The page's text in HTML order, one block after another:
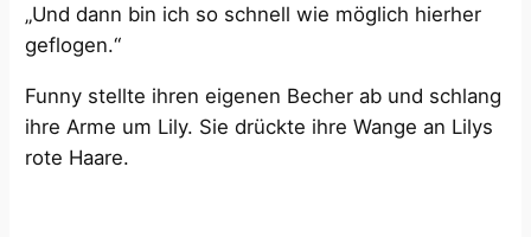
„Und dann bin ich so schnell wie möglich hierher
geflogen.“
Funny stellte ihren eigenen Becher ab und schlang
ihre Arme um Lily. Sie drückte ihre Wange an Lilys
rote Haare.